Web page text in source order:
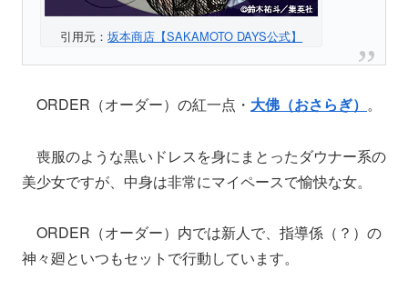
引用元：坂本商店【SAKAMOTO DAYS公式】
ORDER（オーダー）の紅一点・ 大佛（おさらぎ） 。
喪服のような黒いドレスを身にまとったダウナー系の
美少女ですが、中身は非常にマイペースで愉快な女。
ORDER（オーダー）内では新人で、指導係（？）の
神々廻といつもセットで行動しています。